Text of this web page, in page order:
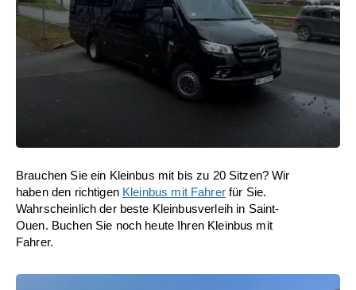
Brauchen Sie ein Kleinbus mit bis zu 20 Sitzen? Wir
haben den richtigen Kleinbus mit Fahrerfür Sie.
Wahrscheinlich der beste Kleinbusverleih in Saint-
Ouen. Buchen Sie noch heute Ihren Kleinbus mit
Fahrer.